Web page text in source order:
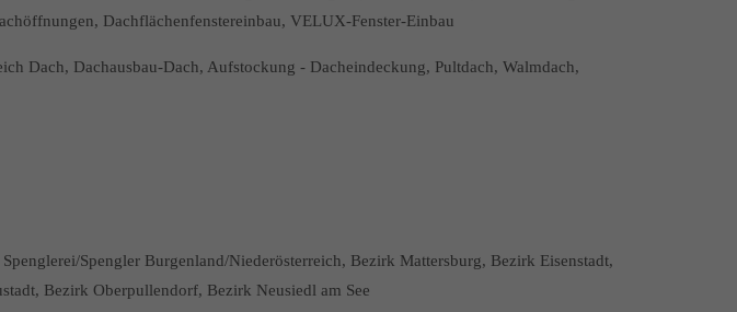
Dachflächenfenstereinbau, VELUX-Fenster-Einbau
Dach, Dachausbau-Dach, Aufstockung - Dacheindeckung, Pultdach, Walmdach,
Spengler Burgenland/Niederösterreich, Bezirk Mattersburg, Bezirk Eisenstadt,
Bezirk Oberpullendorf, Bezirk Neusiedl am See